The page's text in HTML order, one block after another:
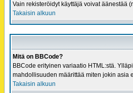
Vain rekisteröidyt käyttäjä voivat äänestää
Takaisin alkuun
Mitä on BBCode?
BBCode erityinen variaatio HTML:stä.
mahdollisuuden määrittää miten jokin asia
Takaisin alkuun